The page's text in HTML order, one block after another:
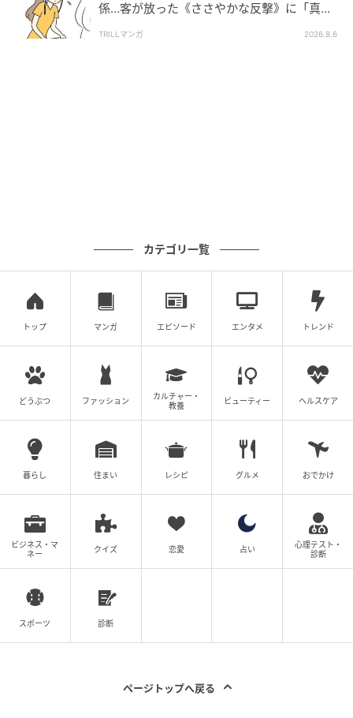
係…客が放った《ささやかな反撃》に「真似
TRILLマンガ 2026.8.6
カテゴリ一覧
トップ マンガ エピソード エンタメ トレンド
どうぶつ ファッション
カルチャー・
教養
ビューティー ヘルスケア
暮らし 住まい レシピ グルメ おでかけ
ビジネス・マ
ネー
クイズ 恋愛 占い
心理テスト・
診断
スポーツ 診断
ページトップへ戻る